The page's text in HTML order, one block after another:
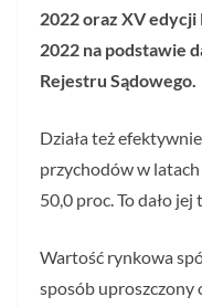
2022 oraz XV
2022 na podstawie
Rejestru Sądowego.
Działa też
przychodów w
50,0 proc. To dało
Wartość rynkowa
sposób uproszczony